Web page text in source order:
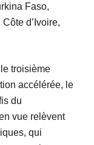
Faso,
d’Ivoire,
troisième
accélérée, le
du
vue relèvent
qui